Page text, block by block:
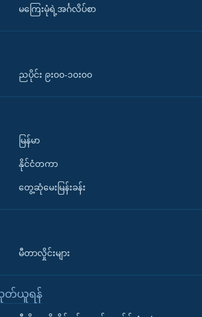
မကြေးမုံရဲ့အင်္ဂလိပ်စာ
ညပိုင်း ၉း၀၀-၁၀း၀၀
မြန်မာ
နိုင်ငံတကာ
တွေ့ဆုံမေးမြန်းခန်း
မီတာလှိုင်းများ
လုတ်ယူရန်